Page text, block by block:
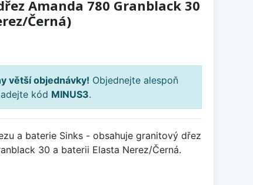
Amanda 780 Granblack 30
Černá)
větší objednávky! Objednejte alespoň
kód MINUS3.
a baterie Sinks - obsahuje granitový dřez
30 a baterii Elasta Nerez/Černá.